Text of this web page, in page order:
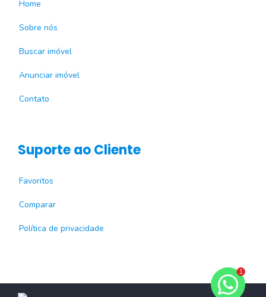
Home
Sobre nós
Buscar imóvel
Anunciar imóvel
Contato
Suporte ao Cliente
Favoritos
Comparar
Política de privacidade
1